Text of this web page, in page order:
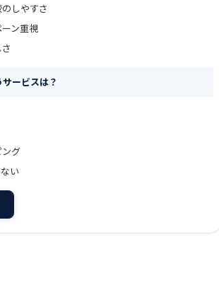
しやすさ
ン重視
ービスは？
ング
い